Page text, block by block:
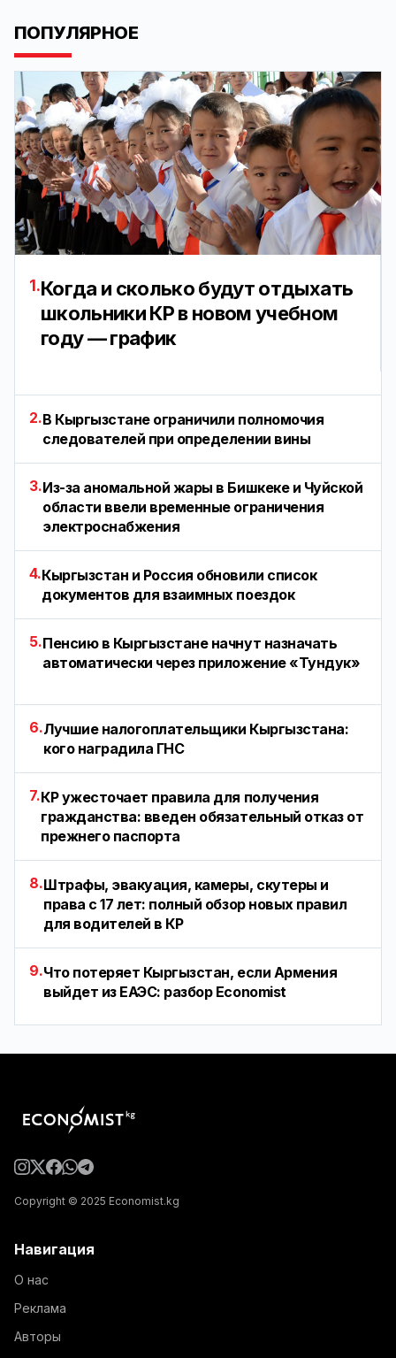
ПОПУЛЯРНОЕ
1.Когда и сколько будут отдыхать
школьники КР в новом учебном
году — график
2.В Кыргызстане ограничили полномочия
следователей при определении вины
3.Из-за аномальной жары в Бишкеке и Чуйской
области ввели временные ограничения
электроснабжения
4.Кыргызстан и Россия обновили список
документов для взаимных поездок
5.Пенсию в Кыргызстане начнут назначать
автоматически через приложение «Тундук»
6.Лучшие налогоплательщики Кыргызстана:
кого наградила ГНС
7.КР ужесточает правила для получения
гражданства: введен обязательный отказ от
прежнего паспорта
8.Штрафы, эвакуация, камеры, скутеры и
права с 17 лет: полный обзор новых правил
для водителей в КР
9.Что потеряет Кыргызстан, если Армения
выйдет из ЕАЭС: разбор Economist
Copyright © 2025 Economist.kg
Навигация
О нас
Реклама
Авторы